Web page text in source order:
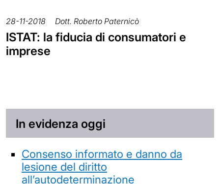
28-11-2018 Dott. Roberto Paternicò
ISTAT: la fiducia di consumatori e
imprese
In evidenza oggi
Consenso informato e danno da
lesione del diritto
all’autodeterminazione